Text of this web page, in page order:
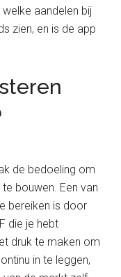
aandelen bij
zien, en is de app
de bedoeling om
bouwen. Een van
bereiken is door
die je hebt
druk te maken om
in te leggen,